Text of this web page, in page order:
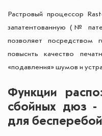
Растровый процессор
запатентованную (№
позволяет посредством
повысить качество
«подавления» шумов и
Функции
сбойных дюз -
для